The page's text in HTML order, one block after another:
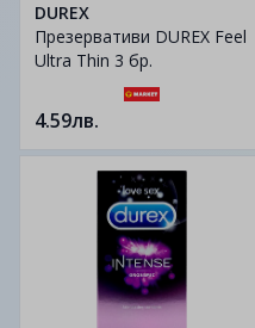
DUREX
Презервативи DUREX Feel
Ultra Thin 3 бр.
4.59лв.